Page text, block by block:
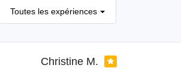
Toutes les expériences
Christine M.